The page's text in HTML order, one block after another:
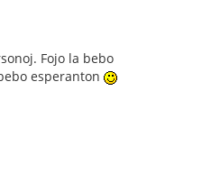
Fojo la bebo
esperanton